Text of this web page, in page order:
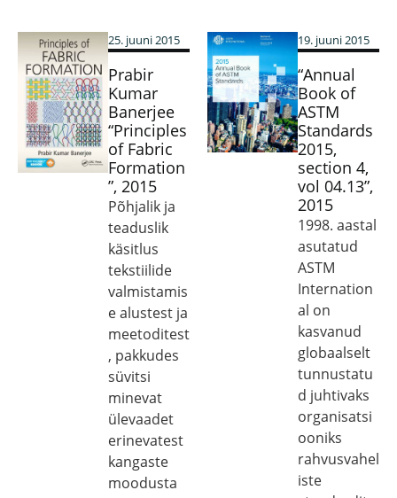
25. juuni 2015
Prabir
Kumar
Banerjee
“Principles
of Fabric
Formation
”, 2015
Põhjalik ja
teaduslik
käsitlus
tekstiilide
valmistamis
e alustest ja
meetoditest
, pakkudes
süvitsi
minevat
ülevaadet
erinevatest
kangaste
moodusta
19. juuni 2015
“Annual
Book of
ASTM
Standards
2015,
section 4,
vol 04.13”,
2015
1998. aastal
asutatud
ASTM
Internation
al on
kasvanud
globaalselt
tunnustatu
d juhtivaks
organisatsi
ooniks
rahvusvahel
iste